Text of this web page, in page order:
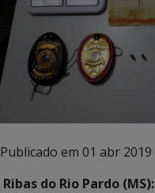
Publicado em 01 abr 2019
Ribas do Rio Pardo (MS):